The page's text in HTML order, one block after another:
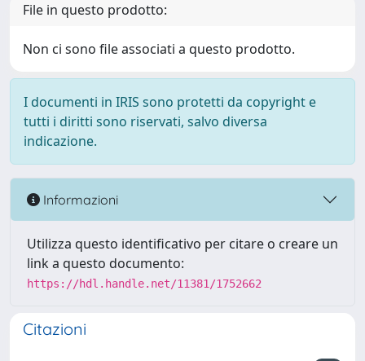
File in questo prodotto:
Non ci sono file associati a questo prodotto.
I documenti in IRIS sono protetti da copyright e
tutti i diritti sono riservati, salvo diversa
indicazione.
Informazioni
Utilizza questo identificativo per citare o creare un
link a questo documento:
https://hdl.handle.net/11381/1752662
Citazioni